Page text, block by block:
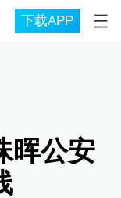
下载APP
晖公安